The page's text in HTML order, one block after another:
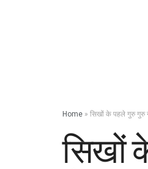
Home » सिखों के पहले गुरु गुरु
सिखों